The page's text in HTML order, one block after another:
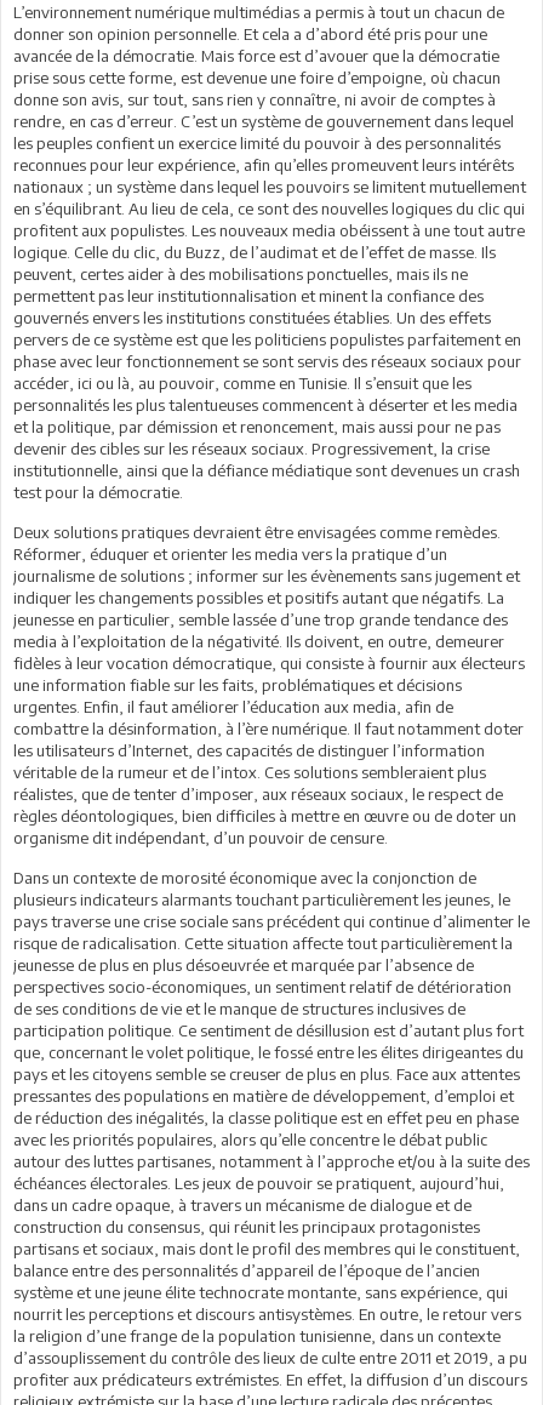
L’environnement numérique multimédias a permis à tout un chacun de
donner son opinion personnelle. Et cela a d’abord été pris pour une
avancée de la démocratie. Mais force est d’avouer que la démocratie
prise sous cette forme, est devenue une foire d’empoigne, où chacun
donne son avis, sur tout, sans rien y connaître, ni avoir de comptes à
rendre, en cas d’erreur. C’est un système de gouvernement dans lequel
les peuples confient un exercice limité du pouvoir à des personnalités
reconnues pour leur expérience, afin qu’elles promeuvent leurs intérêts
nationaux ; un système dans lequel les pouvoirs se limitent mutuellement
en s’équilibrant. Au lieu de cela, ce sont des nouvelles logiques du clic qui
profitent aux populistes. Les nouveaux media obéissent à une tout autre
logique. Celle du clic, du Buzz, de l’audimat et de l’effet de masse. Ils
peuvent, certes aider à des mobilisations ponctuelles, mais ils ne
permettent pas leur institutionnalisation et minent la confiance des
gouvernés envers les institutions constituées établies. Un des effets
pervers de ce système est que les politiciens populistes parfaitement en
phase avec leur fonctionnement se sont servis des réseaux sociaux pour
accéder, ici ou là, au pouvoir, comme en Tunisie. Il s’ensuit que les
personnalités les plus talentueuses commencent à déserter et les media
et la politique, par démission et renoncement, mais aussi pour ne pas
devenir des cibles sur les réseaux sociaux. Progressivement, la crise
institutionnelle, ainsi que la défiance médiatique sont devenues un crash
test pour la démocratie.
Deux solutions pratiques devraient être envisagées comme remèdes.
Réformer, éduquer et orienter les media vers la pratique d’un
journalisme de solutions ; informer sur les évènements sans jugement et
indiquer les changements possibles et positifs autant que négatifs. La
jeunesse en particulier, semble lassée d’une trop grande tendance des
media à l’exploitation de la négativité. Ils doivent, en outre, demeurer
fidèles à leur vocation démocratique, qui consiste à fournir aux électeurs
une information fiable sur les faits, problématiques et décisions
urgentes. Enfin, il faut améliorer l’éducation aux media, afin de
combattre la désinformation, à l’ère numérique. Il faut notamment doter
les utilisateurs d’Internet, des capacités de distinguer l’information
véritable de la rumeur et de l’intox. Ces solutions sembleraient plus
réalistes, que de tenter d’imposer, aux réseaux sociaux, le respect de
règles déontologiques, bien difficiles à mettre en œuvre ou de doter un
organisme dit indépendant, d’un pouvoir de censure.
Dans un contexte de morosité économique avec la conjonction de
plusieurs indicateurs alarmants touchant particulièrement les jeunes, le
pays traverse une crise sociale sans précédent qui continue d’alimenter le
risque de radicalisation. Cette situation affecte tout particulièrement la
jeunesse de plus en plus désoeuvrée et marquée par l’absence de
perspectives socio-économiques, un sentiment relatif de détérioration
de ses conditions de vie et le manque de structures inclusives de
participation politique. Ce sentiment de désillusion est d’autant plus fort
que, concernant le volet politique, le fossé entre les élites dirigeantes du
pays et les citoyens semble se creuser de plus en plus. Face aux attentes
pressantes des populations en matière de développement, d’emploi et
de réduction des inégalités, la classe politique est en effet peu en phase
avec les priorités populaires, alors qu’elle concentre le débat public
autour des luttes partisanes, notamment à l’approche et/ou à la suite des
échéances électorales. Les jeux de pouvoir se pratiquent, aujourd’hui,
dans un cadre opaque, à travers un mécanisme de dialogue et de
construction du consensus, qui réunit les principaux protagonistes
partisans et sociaux, mais dont le profil des membres qui le constituent,
balance entre des personnalités d’appareil de l’époque de l’ancien
système et une jeune élite technocrate montante, sans expérience, qui
nourrit les perceptions et discours antisystèmes. En outre, le retour vers
la religion d’une frange de la population tunisienne, dans un contexte
d’assouplissement du contrôle des lieux de culte entre 2011 et 2019, a pu
profiter aux prédicateurs extrémistes. En effet, la diffusion d’un discours